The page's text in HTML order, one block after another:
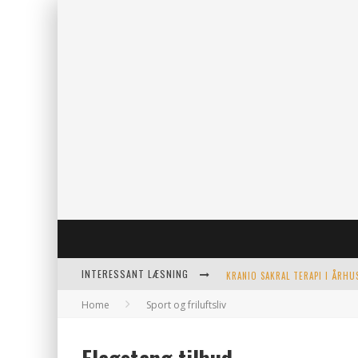
INTERESSANT LÆSNING
Home Sport og friluftsliv